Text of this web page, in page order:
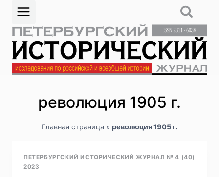
Перейти
содержимому
революция 1905 г.
Главная страница » революция 1905 г.
ПЕТЕРБУРГСКИЙ ИСТОРИЧЕСКИЙ ЖУРНАЛ № 4 (40)
2023